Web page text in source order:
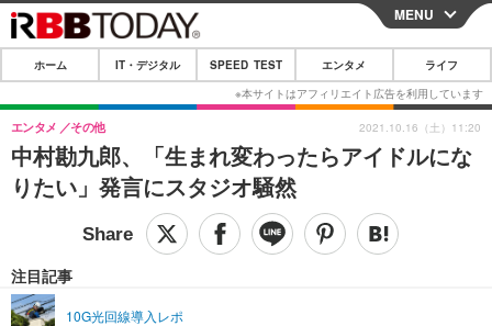
CLOSE
ホーム
IT・デジタル
IT・デジタルTOP スマートフォン
ショッピング その他
SPEED TEST
エンタメTOP 映画・ドラマ
ライフTOP
リリース一覧
MENU
ホーム IT・デジタル SPEED TEST エンタメ ライフ
中村勘九郎、「生まれ変わったらアイドルにな
りたい」発言にスタジオ騒然
エンタメ その他
注目記事
10G光回線導入レポ
2021.10.16（土）11:20